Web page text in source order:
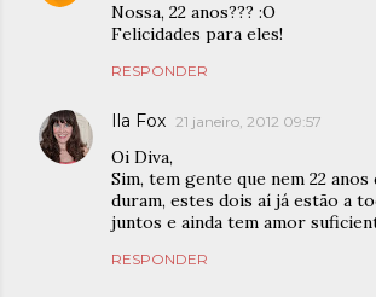
Nossa, 22 anos??? :O
Felicidades para eles!
RESPONDER
Ila Fox 21 janeiro, 2012 09:57
Oi Diva,
Sim, tem gente que nem 22 anos
duram, estes dois aí já estão a
juntos e ainda tem amor
RESPONDER